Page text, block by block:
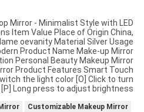
موارد
درخواست
نقل
قول
Mirror - Minimalist Style with LED
Item Value Place of Origin China,
oevanity Material Silver Usage
Product Name Make-up Mirror
Personal Beauty Makeup Mirror
Product Features Smart Touch
the light color [O] Click to turn
Long press to adjust brightness
Customizable Makeup Mirror